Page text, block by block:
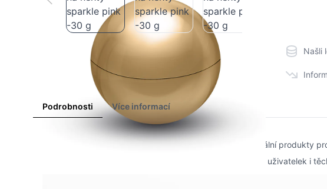
Našli
Podrobnosti Více informací
je jedinečná značka zaměřená na profesionální produkty
splní požadavky zkušených uživatelek i